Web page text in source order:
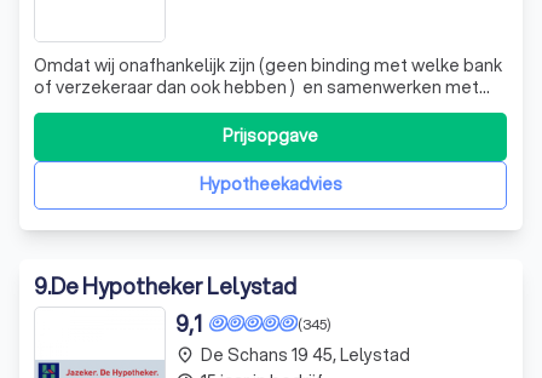
Omdat wij onafhankelijk zijn (geen binding met welke bank
of verzekeraar dan ook hebben ) en samenwerken met
vrijwel alle aanbieders van hypotheken en diverse overige
financiële producten, krijgt u bij ons altijd de
hypotheek met de voor u laagste rente en de voor u
beste voorwaarden. Hypotheekadvies
Prijsopgave
9.De Hypotheker Lelystad
(345)
9,1
place De Schans 19 45, Lelystad